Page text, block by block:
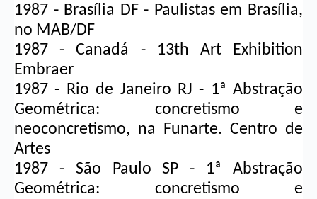
1987 - Brasília DF - Paulistas em Brasília,
no MAB/DF
1987 - Canadá - 13th Art Exhibition
Embraer
1987 - Rio de Janeiro RJ - 1ª Abstração
Geométrica: concretismo e
neoconcretismo, na Funarte. Centro de
Artes
1987 - São Paulo SP - 1ª Abstração
Geométrica: concretismo e